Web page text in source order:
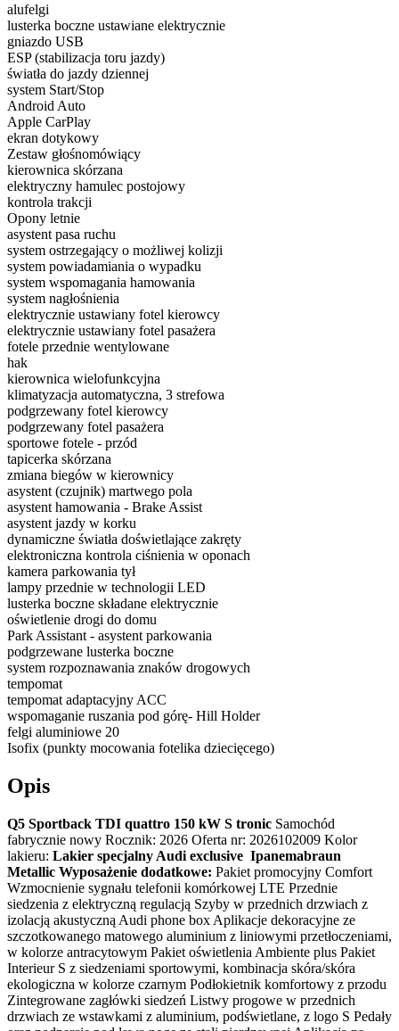
alufelgi
lusterka boczne ustawiane elektrycznie
gniazdo USB
ESP (stabilizacja toru jazdy)
światła do jazdy dziennej
system Start/Stop
Android Auto
Apple CarPlay
ekran dotykowy
Zestaw głośnomówiący
kierownica skórzana
elektryczny hamulec postojowy
kontrola trakcji
Opony letnie
asystent pasa ruchu
system ostrzegający o możliwej kolizji
system powiadamiania o wypadku
system wspomagania hamowania
system nagłośnienia
elektrycznie ustawiany fotel kierowcy
elektrycznie ustawiany fotel pasażera
fotele przednie wentylowane
hak
kierownica wielofunkcyjna
klimatyzacja automatyczna, 3 strefowa
podgrzewany fotel kierowcy
podgrzewany fotel pasażera
sportowe fotele - przód
tapicerka skórzana
zmiana biegów w kierownicy
asystent (czujnik) martwego pola
asystent hamowania - Brake Assist
asystent jazdy w korku
dynamiczne światła doświetlające zakręty
elektroniczna kontrola ciśnienia w oponach
kamera parkowania tył
lampy przednie w technologii LED
lusterka boczne składane elektrycznie
oświetlenie drogi do domu
Park Assistant - asystent parkowania
podgrzewane lusterka boczne
system rozpoznawania znaków drogowych
tempomat
tempomat adaptacyjny ACC
wspomaganie ruszania pod górę- Hill Holder
felgi aluminiowe 20
Isofix (punkty mocowania fotelika dziecięcego)
Opis
Q5 Sportback TDI quattro 150 kW S tronic Samochód
fabrycznie nowy Rocznik: 2026 Oferta nr: 2026102009 Kolor
lakieru: Lakier specjalny Audi exclusive Ipanemabraun
Metallic Wyposażenie dodatkowe: Pakiet promocyjny Comfort
Wzmocnienie sygnału telefonii komórkowej LTE Przednie
siedzenia z elektryczną regulacją Szyby w przednich drzwiach z
izolacją akustyczną Audi phone box Aplikacje dekoracyjne ze
szczotkowanego matowego aluminium z liniowymi przetłoczeniami,
w kolorze antracytowym Pakiet oświetlenia Ambiente plus Pakiet
Interieur S z siedzeniami sportowymi, kombinacja skóra/skóra
ekologiczna w kolorze czarnym Podłokietnik komfortowy z przodu
Zintegrowane zagłówki siedzeń Listwy progowe w przednich
drzwiach ze wstawkami z aluminium, podświetlane, z logo S Pedały